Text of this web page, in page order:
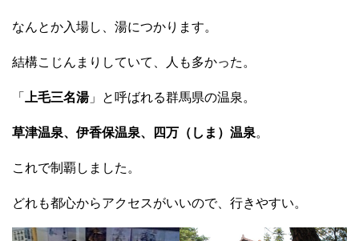
なんとか入場し、湯につかります。
結構こじんまりしていて、人も多かった。
「 上毛三名湯」と呼ばれる群馬県の温泉。
草津温泉、伊香保温泉、四万（しま）温泉。
これで制覇しました。
どれも都心からアクセスがいいので、行きやすい。